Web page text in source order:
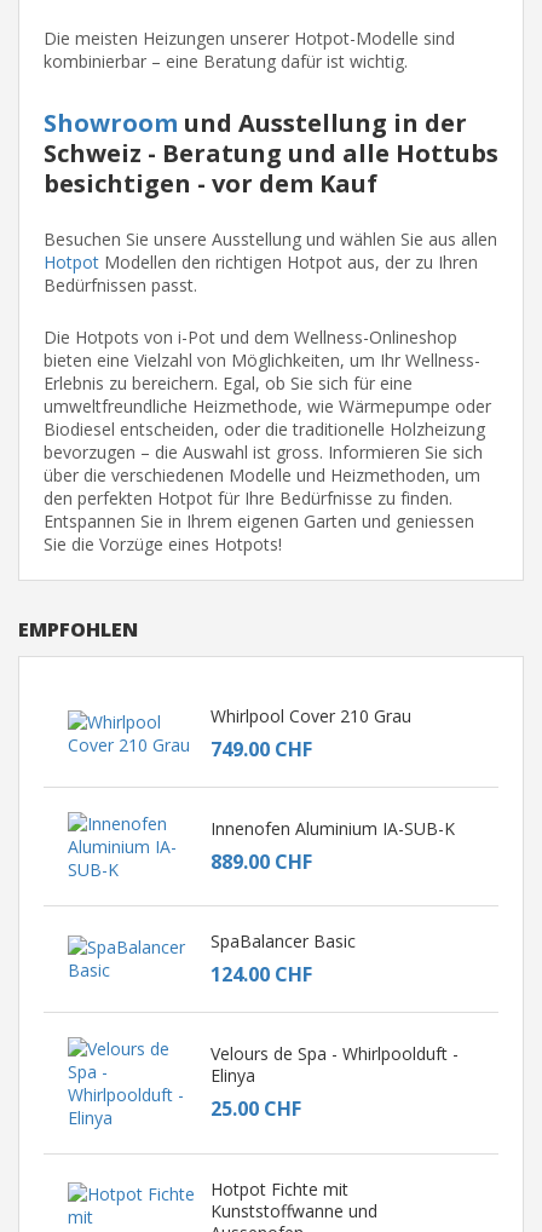
EMPFOHLEN
Whirlpool Cover 210 Grau
749.00 CHF
Innenofen Aluminium IA-SUB-K
889.00 CHF
SpaBalancer Basic
124.00 CHF
Velours de Spa - Whirlpoolduft -
Elinya
25.00 CHF
Hotpot Fichte mit
Kunststoffwanne und
Die meisten Heizungen unserer Hotpot-Modelle sind
kombinierbar – eine Beratung dafür ist wichtig.
Showroom und Ausstellung in der
Schweiz - Beratung und alle Hottubs
besichtigen - vor dem Kauf
Besuchen Sie unsere Ausstellung und wählen Sie aus allen
Hotpot Modellen den richtigen Hotpot aus, der zu Ihren
Bedürfnissen passt.
Die Hotpots von i-Pot und dem Wellness-Onlineshop
bieten eine Vielzahl von Möglichkeiten, um Ihr Wellness-
Erlebnis zu bereichern. Egal, ob Sie sich für eine
umweltfreundliche Heizmethode, wie Wärmepumpe oder
Biodiesel entscheiden, oder die traditionelle Holzheizung
bevorzugen – die Auswahl ist gross. Informieren Sie sich
über die verschiedenen Modelle und Heizmethoden, um
den perfekten Hotpot für Ihre Bedürfnisse zu finden.
Entspannen Sie in Ihrem eigenen Garten und geniessen
Sie die Vorzüge eines Hotpots!